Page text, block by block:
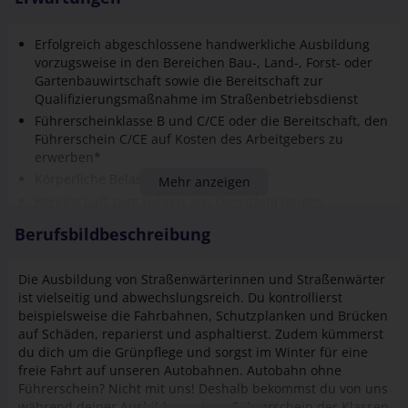
Sicherheit. Sicherer Arbeitsplatz durch 100%
und öffentlicher Verwaltung, attraktive Altersvorsorge
Erfolgreich abgeschlossene handwerkliche Ausbildung
vorzugsweise in den Bereichen Bau-, Land-, Forst- oder
Gartenbauwirtschaft sowie die Bereitschaft zur
Qualifizierungsmaßnahme im Straßenbetriebsdienst
Führerscheinklasse B und C/CE oder die Bereitschaft, den
Führerschein C/CE auf Kosten des Arbeitgebers zu
erwerben*
Körperliche Belastbarkeit
Winter- und Sommerdienst
Mehr anzeigen
Berufsbildbeschreibung
Die Ausbildung von Straßenwärterinnen und Straßenwärter
ist vielseitig und abwechslungsreich. Du kontrollierst
beispielsweise die Fahrbahnen, Schutzplanken und Brücken
auf Schäden, reparierst und asphaltierst. Zudem kümmerst
du dich um die Grünpflege und sorgst im Winter für eine
freie Fahrt auf unseren Autobahnen. Autobahn ohne
Führerschein? Nicht mit uns! Deshalb bekommst du von uns